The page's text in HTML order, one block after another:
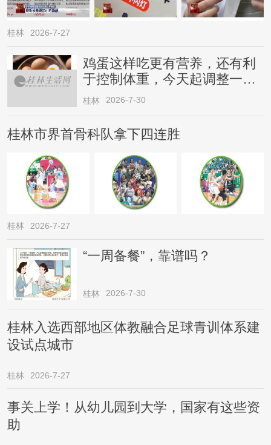
桂林 2026-7-27
鸡蛋这样吃更有营养，还有利
于控制体重，今天起调整一下
→
桂林 2026-7-30
桂林市界首骨科队拿下四连胜
桂林 2026-7-27
“一周备餐”，靠谱吗？
桂林 2026-7-30
桂林入选西部地区体教融合足球青训体系建
设试点城市
桂林 2026-7-27
事关上学！从幼儿园到大学，国家有这些资
助